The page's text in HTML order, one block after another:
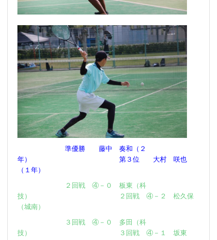
準優勝 藤中 奏和（２
年） 第３位 大村 咲也
（１年）
２回戦 ④－０ 板東（科
技） ２回戦 ④－２ 松久保
（城南）
３回戦 ④－０ 多田（科
技） ３回戦 ④－１ 坂東